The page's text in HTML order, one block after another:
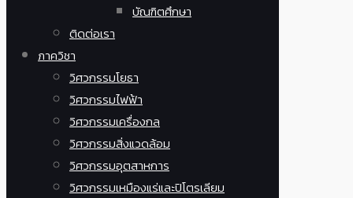
บัณฑิตศึกษา
ติดต่อเรา
ภาควิชา
วิศวกรรมโยธา
วิศวกรรมไฟฟ้า
วิศวกรรมเครื่องกล
วิศวกรรมสิ่งแวดล้อม
วิศวกรรมอุตสาหการ
วิศวกรรมเหมืองแร่และปิโตรเลียม